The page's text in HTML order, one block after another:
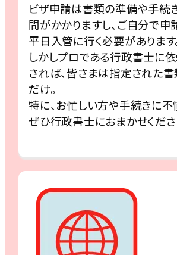
ビザ申請は書類の準備や手続
間がかかりますし、ご自分で申
平日入管に行く必要があります
しかしプロである行政書士に
されば、皆さまは指定された
だけ。
特に、お忙しい方や手続きに
ぜひ行政書士におまかせくださ